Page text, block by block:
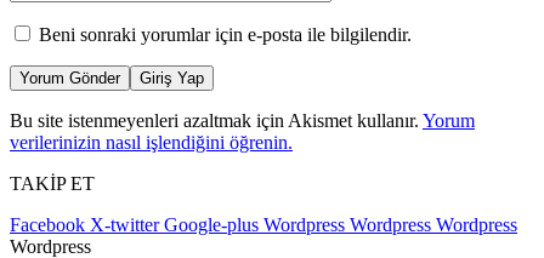
Beni sonraki yorumlar için e-posta ile bilgilendir.
Yorum Gönder Giriş Yap
Bu site istenmeyenleri azaltmak için Akismet kullanır. Yorum
verilerinizin nasıl işlendiğini öğrenin.
TAKİP ET
Facebook X-twitter Google-plus Wordpress Wordpress Wordpress
Wordpress